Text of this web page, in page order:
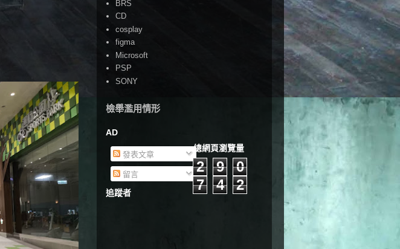
BRS
CD
cosplay
figma
Microsoft
PSP
SONY
檢舉濫用情形
AD
發表文章
留言
總網頁瀏覽量
2 9
0
7
4 2
追蹤者